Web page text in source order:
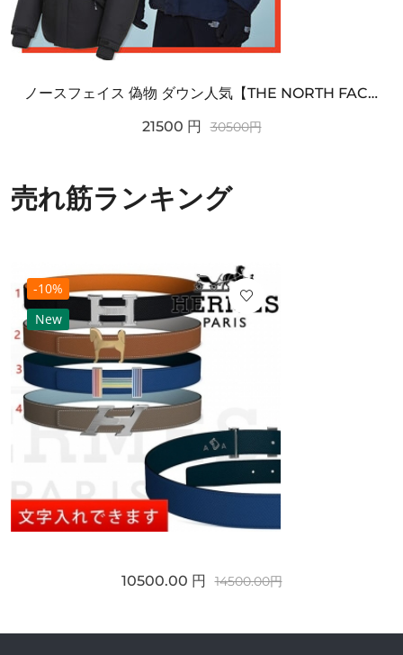
ノースフェイス 偽物 ダウン人気【THE NORTH FACE】M'S 7 SUMMIT HIM...
21500 円 30500円
売れ筋ランキング
-10%
New
10500.00 円 14500.00円